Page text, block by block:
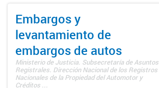
Embargos y
levantamiento de
embargos de autos
Ministerio de Justicia. Subsecretaría de Asuntos
Registrales. Dirección Nacional de los Registros
Nacionales de la Propiedad del Automotor y
Créditos ...